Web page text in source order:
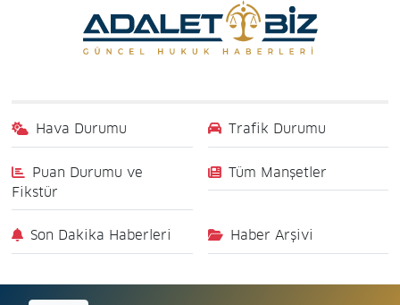
Hava Durumu Trafik Durumu
Puan Durumu ve
Fikstür
Tüm Manşetler
Son Dakika Haberleri Haber Arşivi